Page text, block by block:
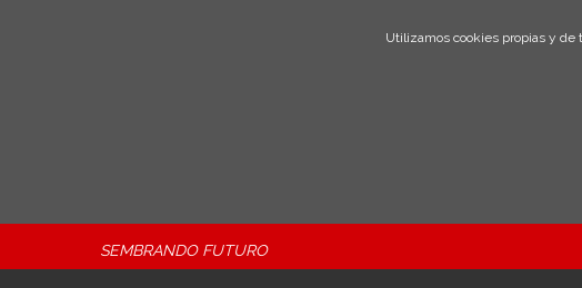
Utilizamos cookies propias y de
SEMBRANDO FUTURO